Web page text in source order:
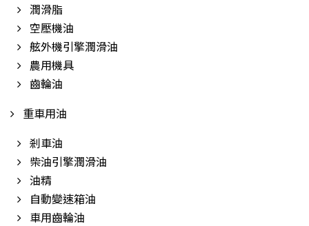
潤滑脂
空壓機油
舷外機引擎潤滑油
農用機具
齒輪油
重車用油
剎車油
柴油引擎潤滑油
油精
自動變速箱油
車用齒輪油